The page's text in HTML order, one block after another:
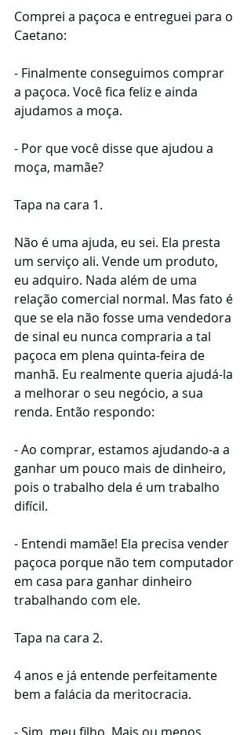
Comprei a paçoca e entreguei para o
Caetano:
- Finalmente conseguimos comprar
a paçoca. Você fica feliz e ainda
ajudamos a moça.
- Por que você disse que ajudou a
moça, mamãe?
Tapa na cara 1.
Não é uma ajuda, eu sei. Ela presta
um serviço ali. Vende um produto,
eu adquiro. Nada além de uma
relação comercial normal. Mas fato é
que se ela não fosse uma vendedora
de sinal eu nunca compraria a tal
paçoca em plena quinta-feira de
manhã. Eu realmente queria ajudá-la
a melhorar o seu negócio, a sua
renda. Então respondo:
- Ao comprar, estamos ajudando-a a
ganhar um pouco mais de dinheiro,
pois o trabalho dela é um trabalho
difícil.
- Entendi mamãe! Ela precisa vender
paçoca porque não tem computador
em casa para ganhar dinheiro
trabalhando com ele.
Tapa na cara 2.
4 anos e já entende perfeitamente
bem a falácia da meritocracia.